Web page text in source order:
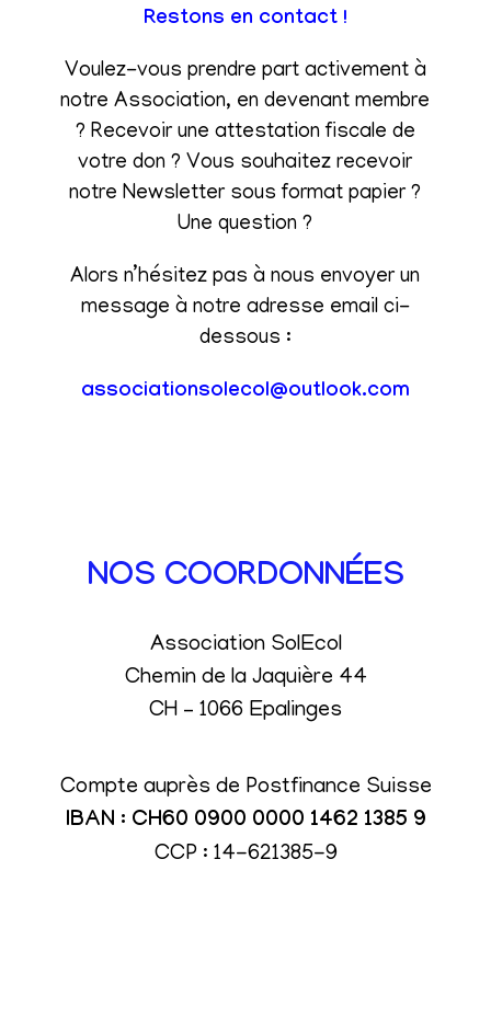
Restons en contact !
Voulez-vous prendre part activement à
notre Association, en devenant membre
? Recevoir une attestation fiscale de
votre don ? Vous souhaitez recevoir
notre Newsletter sous format papier ?
Une question ?
Alors n’hésitez pas à nous envoyer un
message à notre adresse email ci-
dessous :
associationsolecol@outlook.com
NOS COORDONNÉES
Association SolEcol
Chemin de la Jaquière 44
CH – 1066 Epalinges
Compte auprès de Postfinance Suisse
IBAN : CH60 0900 0000 1462 1385 9
CCP : 14-621385-9